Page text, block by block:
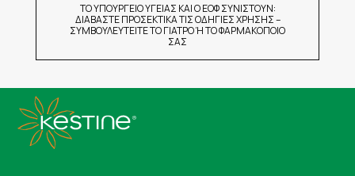
ΤΟ ΥΠΟΥΡΓΕΙΟ ΥΓΕΙΑΣ ΚΑΙ Ο ΕΟΦ ΣΥΝΙΣΤΟΥΝ:
ΔΙΑΒΑΣΤΕ ΠΡΟΣΕΚΤΙΚΑ ΤΙΣ ΟΔΗΓΙΕΣ ΧΡΗΣΗΣ –
ΣΥΜΒΟΥΛΕΥΤΕΙΤΕ ΤΟ ΓΙΑΤΡΟ Ή ΤΟ ΦΑΡΜΑΚΟΠΟΙΟ
ΣΑΣ